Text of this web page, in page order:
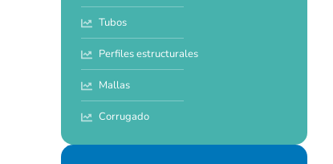
Tubos
Perfiles estructurales
Mallas
Corrugado